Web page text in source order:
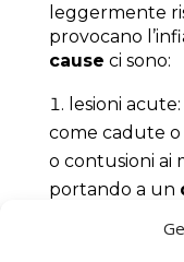
leggermente
provocano
cause ci sono:
lesioni
come cadute o
o contusioni ai
portando a un
sforzo
un aumento